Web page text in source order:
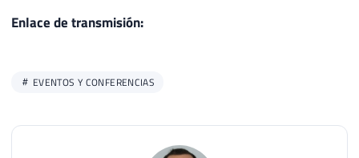
Enlace de transmisión:
EVENTOS Y CONFERENCIAS